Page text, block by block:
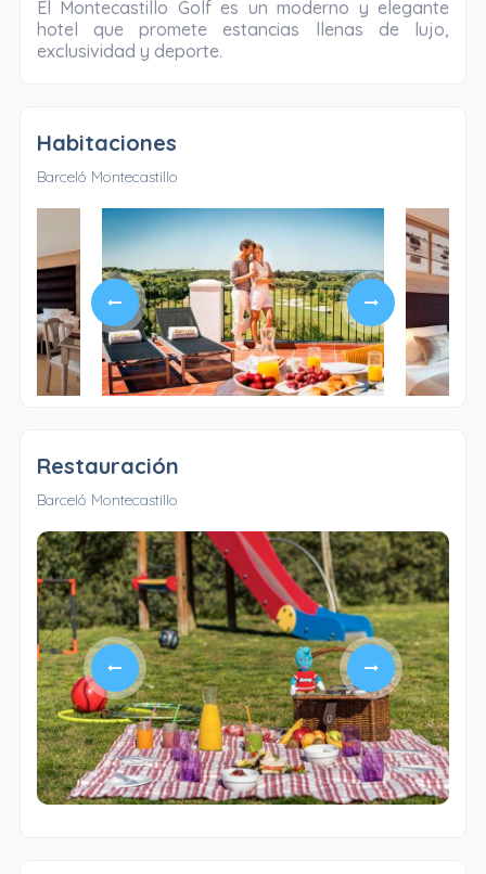
El Montecastillo Golf es un moderno y elegante
hotel que promete estancias llenas de lujo,
exclusividad y deporte.
Habitaciones
Barceló Montecastillo
Restauración
Barceló Montecastillo